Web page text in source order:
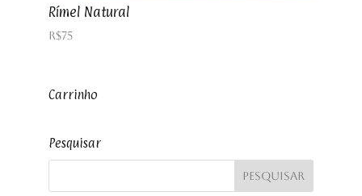
Rímel Natural
R$75
Carrinho
Pesquisar